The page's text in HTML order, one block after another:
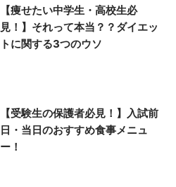
【痩せたい中学生・高校生必
見！】それって本当？？ダイエッ
トに関する3つのウソ
【受験生の保護者必見！】入試前
日・当日のおすすめ食事メニュ
ー！